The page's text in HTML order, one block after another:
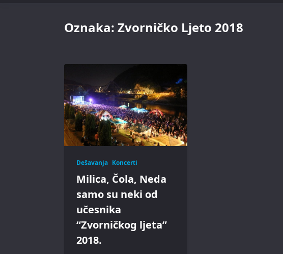
Oznaka: Zvorničko Ljeto 2018
Dešavanja Koncerti
Milica, Čola, Neda
samo su neki od
učesnika
“Zvorničkog ljeta”
2018.